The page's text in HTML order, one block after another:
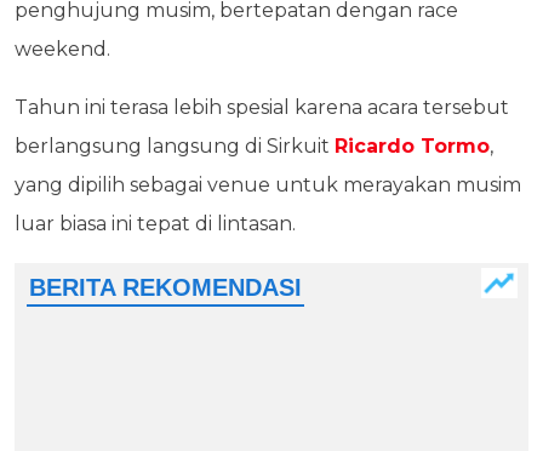
penghujung musim, bertepatan dengan race
weekend.
Tahun ini terasa lebih spesial karena acara tersebut
berlangsung langsung di Sirkuit Ricardo Tormo,
yang dipilih sebagai venue untuk merayakan musim
luar biasa ini tepat di lintasan.